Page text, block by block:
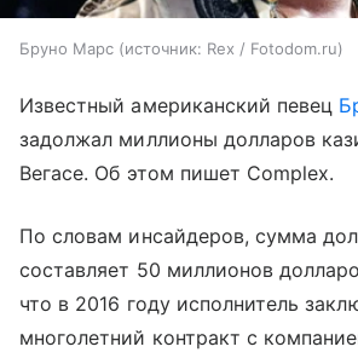
Бруно Марс источник: Rex / Fotodom.ru
Известный американский певец
задолжал миллионы долларов
Вегасе. Об этом пишет Complex.
По словам инсайдеров, сумма
составляет 50 миллионов
что в 2016 году исполнитель
многолетний контракт с